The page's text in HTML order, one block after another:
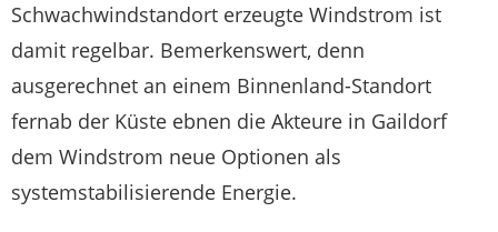
Schwachwindstandort erzeugte Windstrom ist
damit regelbar. Bemerkenswert, denn
ausgerechnet an einem Binnenland-Standort
fernab der Küste ebnen die Akteure in Gaildorf
dem Windstrom neue Optionen als
systemstabilisierende Energie.